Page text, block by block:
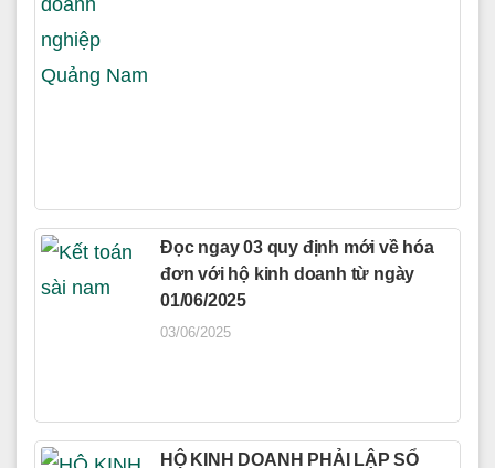
Đọc ngay 03 quy định mới về hóa
đơn với hộ kinh doanh từ ngày
01/06/2025
03/06/2025
HỘ KINH DOANH PHẢI LẬP SỔ